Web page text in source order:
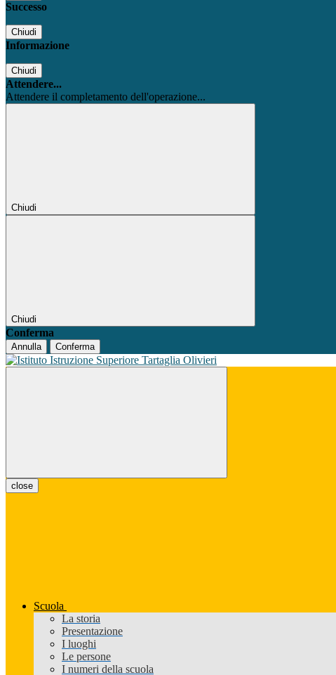
Successo
Chiudi
Informazione
Chiudi
Attendere...
Attendere il completamento dell'operazione...
Chiudi
Chiudi
Conferma
Annulla Conferma
close
Scuola
La storia
Presentazione
I luoghi
Le persone
I numeri della scuola